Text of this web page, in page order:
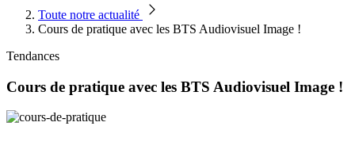
Toute notre actualité
Cours de pratique avec les BTS Audiovisuel Image !
Tendances
Cours de pratique avec les BTS Audiovisuel Image !